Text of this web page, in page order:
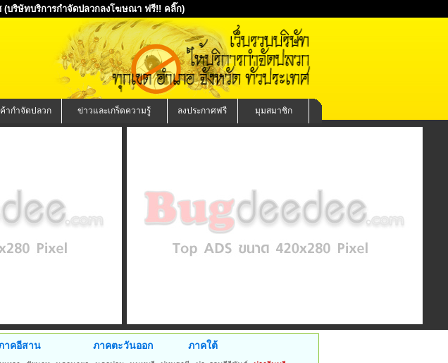
(บริษัทบริการกำจัดปลวกลงโฆษณา ฟรี!! คลิ๊ก)
ากำจัดปลวก ข่าวและเกร็ดความรู้ ลงประกาศฟรี มุมสมาชิก
าคอีสาน ภาคตะวันออก ภาคใต้